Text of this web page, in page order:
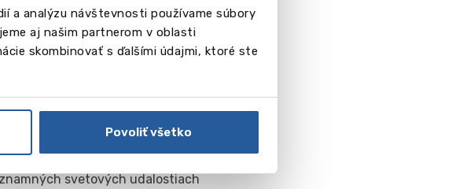
a analýzu návštevnosti používame súbory
aj našim partnerom v oblasti
skombinovať s ďalšími údajmi, ktoré ste
Povoliť všetko
úspechy a víťazstvá. Škola má
kurty, bazén, squashové
miestom konania
z 50 škôl v Anglicku a
svetových udalostiach